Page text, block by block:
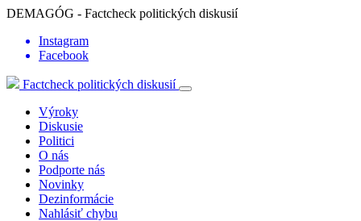
DEMAGÓG - Factcheck politických diskusií
Instagram
Facebook
Factcheck politických diskusií
Výroky
Diskusie
Politici
O nás
Podporte nás
Novinky
Dezinformácie
Nahlásiť chybu